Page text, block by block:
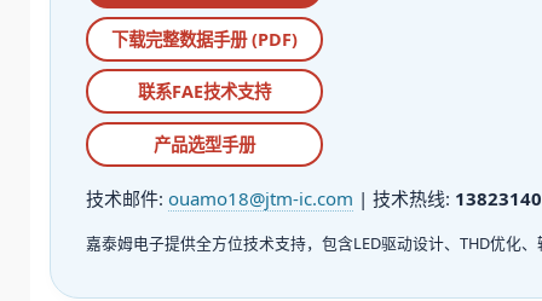
下载完整数据手册 (PDF)
联系FAE技术支持
产品选型手册
技术邮件: ouamo18@jtm-ic.com | 技术热线:
嘉泰姆电子提供全方位技术支持，包含LED驱动设计、THD优化